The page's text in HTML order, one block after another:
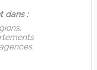
dans :